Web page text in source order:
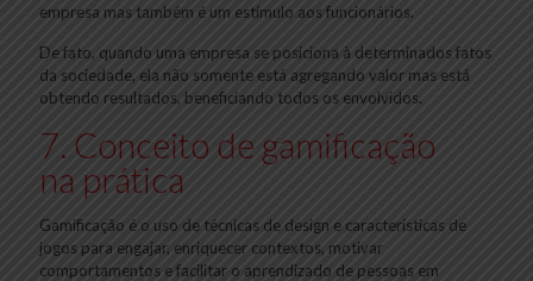
empresa mas também é um estímulo aos funcionários.
De fato, quando uma empresa se posiciona à determinados fatos
da sociedade, ela não somente está agregando valor mas está
obtendo resultados, beneficiando todos os envolvidos.
7. Conceito de gamificação
na prática
Gamificação é o uso de técnicas de design e características de
jogos para engajar, enriquecer contextos, motivar
comportamentos e facilitar o aprendizado de pessoas em